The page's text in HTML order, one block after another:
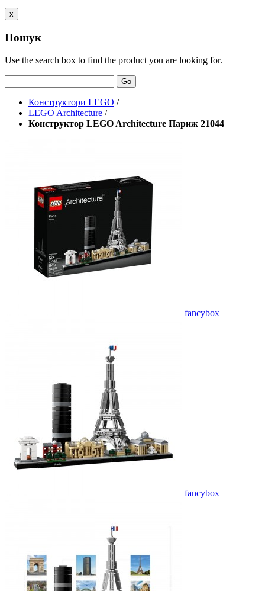
x
Пошук
Use the search box to find the product you are looking for.
Go
Конструктори LEGO /
LEGO Architecture /
Конструктор LEGO Architecture Париж 21044
fancybox
fancybox